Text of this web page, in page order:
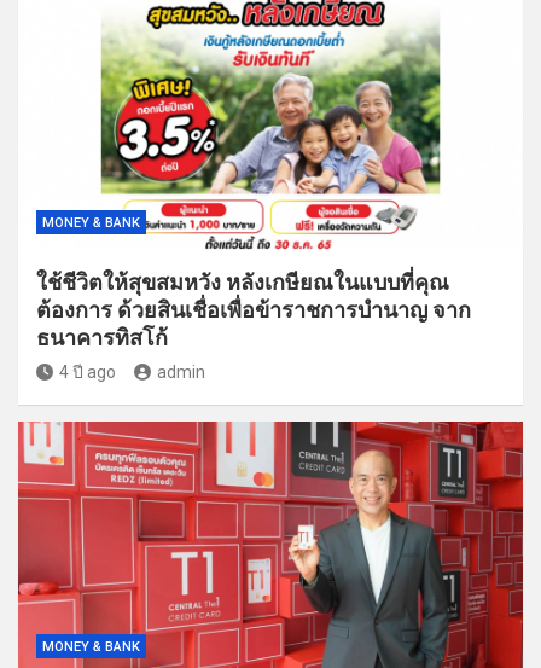
MONEY & BANK
ใช้ชีวิตให้สุขสมหวัง หลังเกษียณในแบบที่คุณ
ต้องการ ด้วยสินเชื่อเพื่อข้าราชการบำนาญ จาก
ธนาคารทิสโก้
4 ปี ago admin
MONEY & BANK